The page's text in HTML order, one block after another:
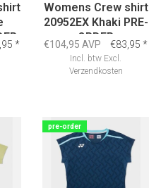
*
Womens Crew shirt
20952EX Khaki PRE-
ORDER
€104,95 AVP €83,95 *
Incl. btw Excl.
Verzendkosten
pre-order